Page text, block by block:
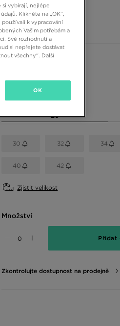
590 Kč
Dostupné barvy
Vyberte velikost
EU
30 32 34
40 42
Zjistit velikost
Množství
Přidat
Zkontrolujte dostupnost na prodejně
si vybírají, nejlépe
Klikněte na „OK“,
používali k vypracování
Vašim potřebám a
Své rozhodnutí a
si nepřejete dostávat
všechny“. Další
OK